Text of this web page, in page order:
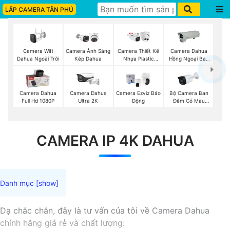
LẮP CAMERA TÂN PHÚ
Camera Wifi
Dahua Ngoài Trời
Camera Ánh Sáng
Kép Dahua
Camera Thiết Kế
Nhựa Plastic
Camera Dahua
Hồng Ngoại Ban
Camera Dahua
Full Hd 1080P
Camera Dahua
Ultra 2K
Camera Ezviz Báo
Động
Bộ Camera Ban
Đêm Có Màu
CAMERA IP 4K DAHUA
Dạ chắc chắn, đây là tư vấn của tôi về Camera Dahua
chính hãng giá rẻ và chất lượng: